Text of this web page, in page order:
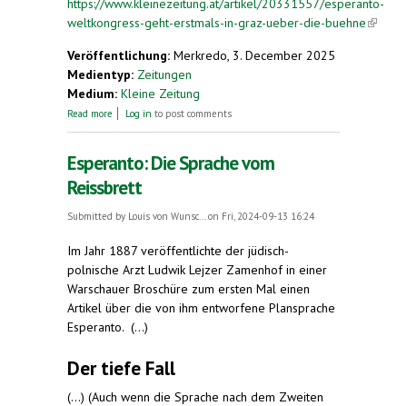
weltkongress-geht-erstmals-in-graz-ueber-die-buehne(link is
Veröffentlichung: Merkredo, 3. December 2025
Medientyp: Zeitungen
Medium: Kleine Zeitung
Read more about Esperanto-Weltkongress geht erstmals in
Log in to post comments
Esperanto: Die Sprache vom
Reissbrett
Submitted by Louis von Wunsc... on Fri, 2024-09-13 16:24
Im Jahr 1887 veröffentlichte der jüdisch-
polnische Arzt Ludwik Lejzer Zamenhof in einer
Warschauer Broschüre zum ersten Mal einen
Artikel über die von ihm entworfene Plansprache
Esperanto. (...)
Der tiefe Fall
(...) (Auch wenn die Sprache nach dem Zweiten